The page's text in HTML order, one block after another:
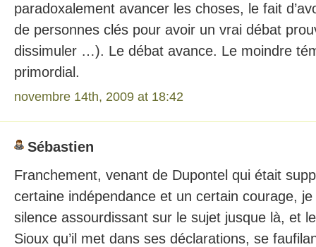
paradoxalement avancer les choses, le fait
de personnes clés pour avoir un vrai débat
dissimuler …). Le débat avance. Le moindre
primordial.
novembre 14th, 2009 at 18:42
Sébastien
Franchement, venant de Dupontel qui était
certaine indépendance et un certain courage,
silence assourdissant sur le sujet jusque là, et
Sioux qu’il met dans ses déclarations, se